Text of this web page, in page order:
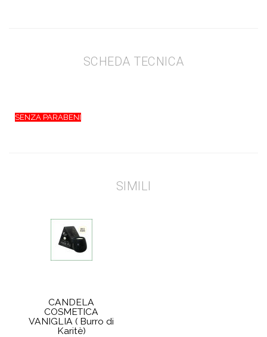
SCHEDA TECNICA
SENZA PARABENI
SIMILI
CANDELA
COSMETICA
VANIGLIA ( Burro di
Karitè)